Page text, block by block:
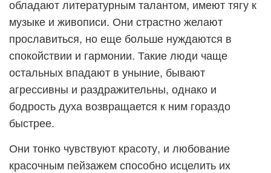
обладают литературным талантом, имеют тягу к
музыке и живописи. Они страстно желают
прославиться, но еще больше нуждаются в
спокойствии и гармонии. Такие люди чаще
остальных впадают в уныние, бывают
агрессивны и раздражительны, однако и
бодрость духа возвращается к ним гораздо
быстрее.
Они тонко чувствуют красоту, и любование
красочным пейзажем способно исцелить их